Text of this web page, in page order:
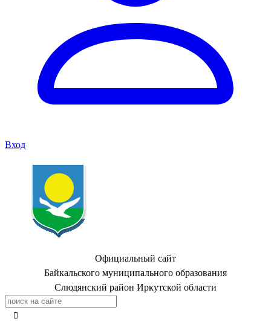
Вход
Официальный сайт
Байкальского муниципального образования
Слюдянский район Иркутской области